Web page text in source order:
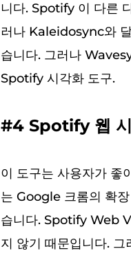
니다. Spotify 이 다른
러나 Kaleidosync와
습니다. 그러나
Spotify 시각화 도구.
#4 Spotify 웹 시
이 도구는 사용자가 좋
는 Google 크롬의 확
습니다. Spotify Web
지 않기 때문입니다.